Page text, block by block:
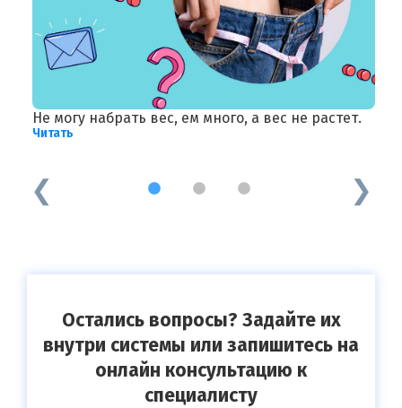
Не могу набрать вес, ем много, а вес не растет.
Читать
1 2 3
Остались вопросы? Задайте их
внутри системы или запишитесь на
онлайн консультацию к
специалисту